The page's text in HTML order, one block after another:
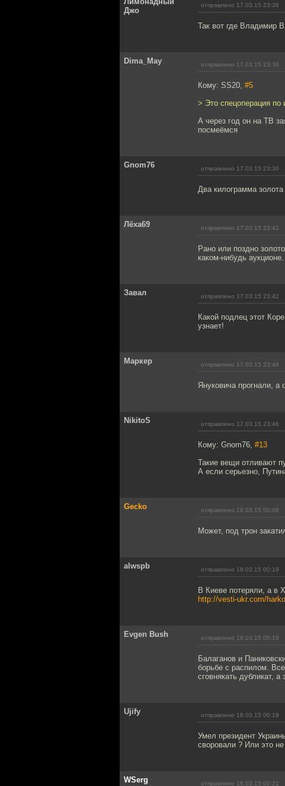
Джо
отправлено 17.03.15 23:36
Так вот где Владимир
Dima_May отправлено 17.03.15 23:36
Кому: SS20, #5
> Это спецоперация по
А через год он на ТВ
посмеёмся
Gnom76 отправлено 17.03.15 23:36
Два килограмма
Лёха69 отправлено 17.03.15 23:42
Рано или поздно
каком-нибудь
Завал отправлено 17.03.15 23:42
Какой подлец этот
узнает!
Маркер отправлено 17.03.15 23:46
Януковича прогнали, а
NikitoS отправлено 17.03.15 23:46
Кому: Gnom76, #13
Такие вещи отливают
А если серьезно,
Gecko отправлено 18.03.15 00:08
Может, под трон
alwspb отправлено 18.03.15 00:19
В Киеве потеряли, а в
http://vesti-ukr.com/
Evgen Bush отправлено 18.03.15 00:19
Балаганов и
борьбе с распилом.
сговнякать дубликат,
Ujify отправлено 18.03.15 00:19
Умел президент
своровали ? Или это
WSerg отправлено 18.03.15 00:21